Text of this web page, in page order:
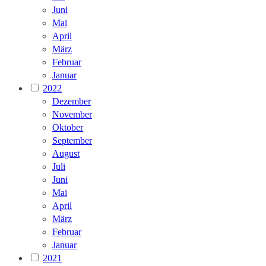
Juni
Mai
April
März
Februar
Januar
2022
Dezember
November
Oktober
September
August
Juli
Juni
Mai
April
März
Februar
Januar
2021